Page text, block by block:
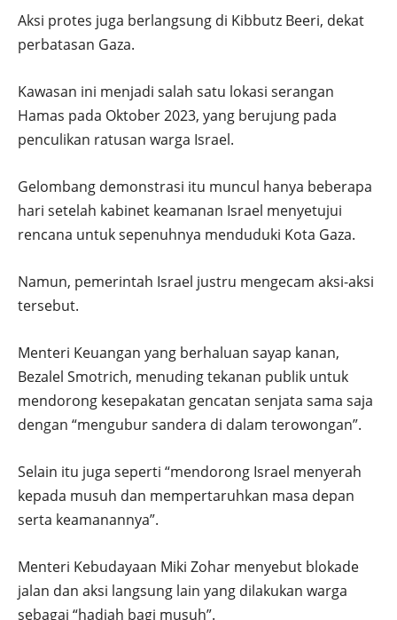
Aksi protes juga berlangsung di Kibbutz Beeri, dekat
perbatasan Gaza.
Kawasan ini menjadi salah satu lokasi serangan
Hamas pada Oktober 2023, yang berujung pada
penculikan ratusan warga Israel.
Gelombang demonstrasi itu muncul hanya beberapa
hari setelah kabinet keamanan Israel menyetujui
rencana untuk sepenuhnya menduduki Kota Gaza.
Namun, pemerintah Israel justru mengecam aksi-aksi
tersebut.
Menteri Keuangan yang berhaluan sayap kanan,
Bezalel Smotrich, menuding tekanan publik untuk
mendorong kesepakatan gencatan senjata sama saja
dengan “mengubur sandera di dalam terowongan”.
Selain itu juga seperti “mendorong Israel menyerah
kepada musuh dan mempertaruhkan masa depan
serta keamanannya”.
Menteri Kebudayaan Miki Zohar menyebut blokade
jalan dan aksi langsung lain yang dilakukan warga
sebagai “hadiah bagi musuh”.